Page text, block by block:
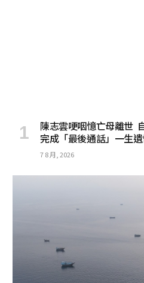
陳志雲哽咽憶亡母離世
完成「最後通話」一生
7 8 月, 2026